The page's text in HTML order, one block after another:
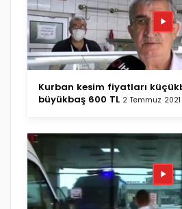
Kurban kesim fiyatları
büyükbaş 600 TL 2 Temmuz